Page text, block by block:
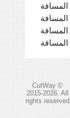
CutWay ©
2015-2026. All
rights reserved